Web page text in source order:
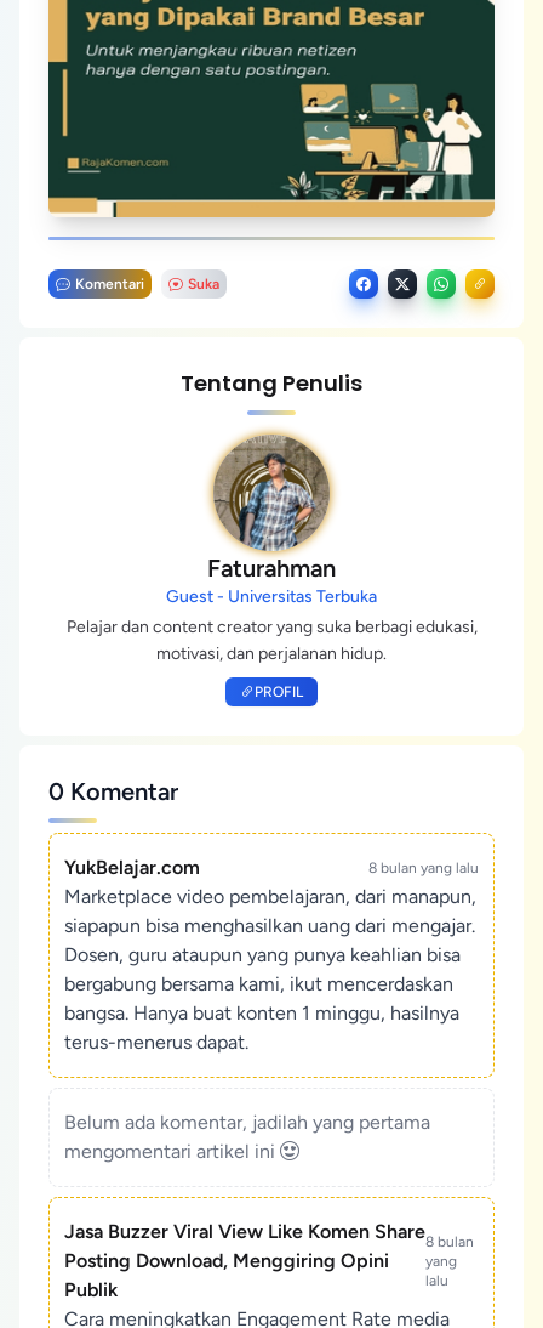
Komentari Suka
Tentang Penulis
Faturahman
Guest - Universitas Terbuka
Pelajar dan content creator yang suka berbagi edukasi,
motivasi, dan perjalanan hidup.
PROFIL
0 Komentar
YukBelajar.com 8 bulan yang lalu
Marketplace video pembelajaran, dari manapun,
siapapun bisa menghasilkan uang dari mengajar.
Dosen, guru ataupun yang punya keahlian bisa
bergabung bersama kami, ikut mencerdaskan
bangsa. Hanya buat konten 1 minggu, hasilnya
terus-menerus dapat.
Belum ada komentar, jadilah yang pertama
mengomentari artikel ini
Jasa Buzzer Viral View Like Komen Share
Posting Download, Menggiring Opini
Publik
8 bulan
yang
lalu
Cara meningkatkan Engagement Rate media